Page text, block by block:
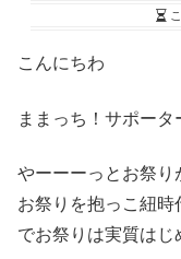
こんにちわ
ままっち！サポータ
やーーーっとお祭り
お祭りを抱っこ紐
でお祭りは実質はじ